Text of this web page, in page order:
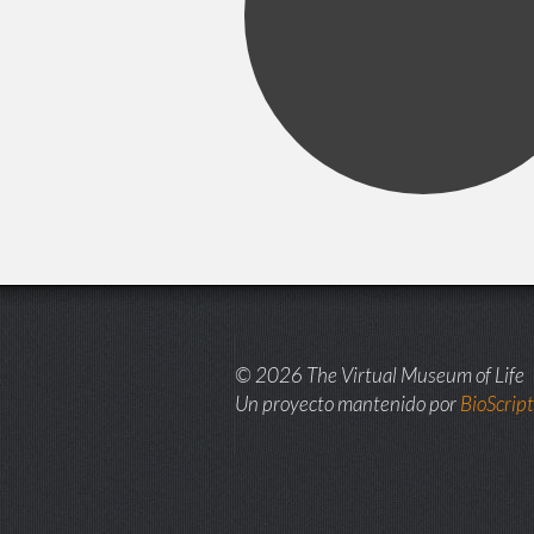
© 2026 The Virtual Museum of Life
Un proyecto mantenido por